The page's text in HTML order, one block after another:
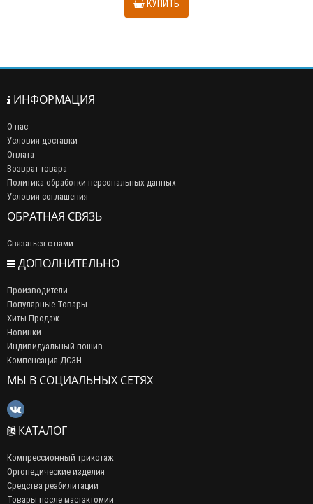
КУПИТЬ
ИНФОРМАЦИЯ
О нас
Условия доставки
Оплата
Возврат товара
Политика обработки персональных данных
Условия соглашения
ОБРАТНАЯ СВЯЗЬ
Связаться с нами
ДОПОЛНИТЕЛЬНО
Производители
Популярные Товары
Хиты Продаж
Новинки
Индивидуальный пошив
Компенсация ДСЗН
МЫ В СОЦИАЛЬНЫХ СЕТЯХ
КАТАЛОГ
Компрессионный трикотаж
Ортопедические изделия
Средства реабилитации
Товары после мастэктомии